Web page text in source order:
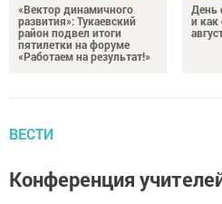
«Вектор динамичного
развития»: Тукаевский
район подвел итоги
пятилетки на форуме
«Работаем на результат!»
День
и как
ВЕСТИ
Конференция